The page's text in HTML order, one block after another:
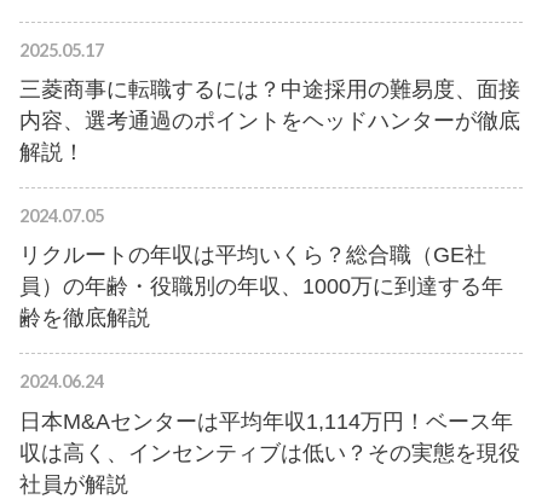
2025.05.17
三菱商事に転職するには？中途採用の難易度、面接
内容、選考通過のポイントをヘッドハンターが徹底
解説！
2024.07.05
リクルートの年収は平均いくら？総合職（GE社
員）の年齢・役職別の年収、1000万に到達する年
齢を徹底解説
2024.06.24
日本M&Aセンターは平均年収1,114万円！ベース年
収は高く、インセンティブは低い？その実態を現役
社員が解説